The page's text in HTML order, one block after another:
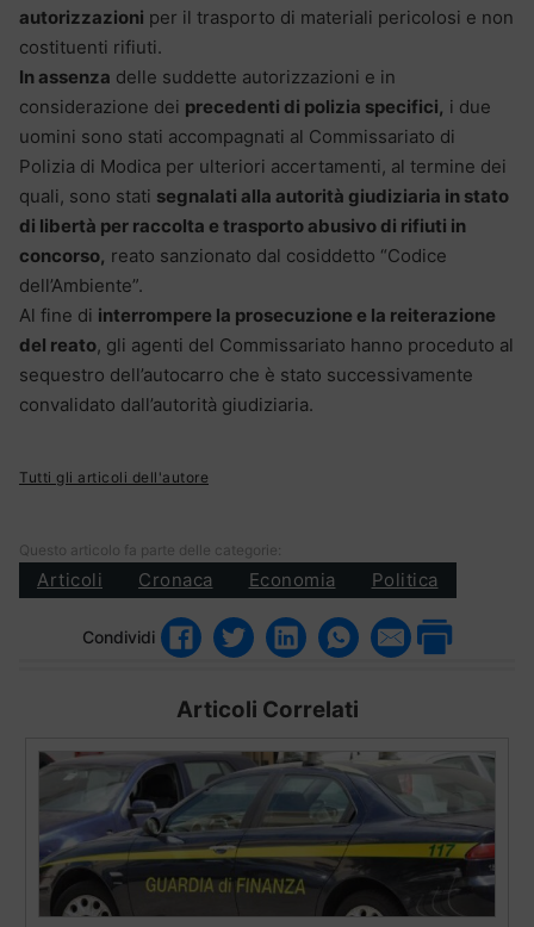
autorizzazioni per il trasporto di materiali pericolosi e non
costituenti rifiuti.
In assenza delle suddette autorizzazioni e in
considerazione dei precedenti di polizia specifici, i due
uomini sono stati accompagnati al Commissariato di
Polizia di Modica per ulteriori accertamenti, al termine dei
quali, sono stati segnalati alla autorità giudiziaria in stato
di libertà per raccolta e trasporto abusivo di rifiuti in
concorso, reato sanzionato dal cosiddetto “Codice
dell’Ambiente”.
Al fine di interrompere la prosecuzione e la reiterazione
del reato, gli agenti del Commissariato hanno proceduto al
sequestro dell’autocarro che è stato successivamente
convalidato dall’autorità giudiziaria.
Tutti gli articoli dell'autore
Questo articolo fa parte delle categorie:
Articoli Cronaca Economia Politica
Condividi
Articoli Correlati